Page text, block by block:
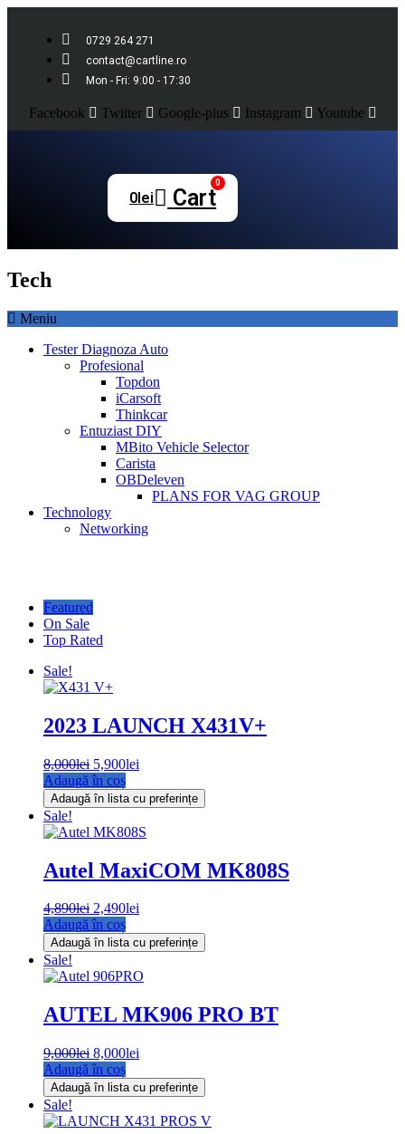
0729 264 271
contact@cartline.ro
Mon - Fri: 9:00 - 17:30
Facebook Twitter Google-plus Instagram Youtube
0lei
0
Cart
Tech
Meniu
Tester Diagnoza Auto
Profesional
Topdon
iCarsoft
Thinkcar
Entuziast DIY
MBito Vehicle Selector
Carista
OBDeleven
PLANS FOR VAG GROUP
Technology
Networking
Featured
On Sale
Top Rated
Sale!
2023 LAUNCH X431V+
8,000lei Prețul
inițial
a
fost:
8,000lei.
5,900lei
este:
5,900lei.
Adaugă în coș
Adaugă în lista cu preferințe
Sale!
Autel MaxiCOM MK808S
4,890lei Prețul
inițial
a
fost:
4,890lei.
2,490lei
este:
2,490lei.
Adaugă în coș
Adaugă în lista cu preferințe
Sale!
AUTEL MK906 PRO BT
9,000lei Prețul
inițial
a
fost:
9,000lei.
8,000lei
este:
8,000lei.
Adaugă în coș
Adaugă în lista cu preferințe
Sale!